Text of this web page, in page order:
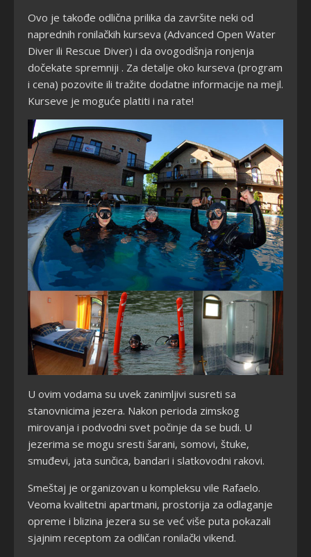
Ovo je takođe odlična prilika da završite neki od
naprednih ronilačkih kurseva (Advanced Open Water
Diver ili Rescue Diver) i da ovogodišnja ronjenja
dočekate spremniji . Za detalje oko kurseva (program
i cena) pozovite ili tražite dodatne informacije na mejl.
Kurseve je moguće platiti i na rate!
U ovim vodama su uvek zanimljivi susreti sa
stanovnicima jezera. Nakon perioda zimskog
mirovanja i podvodni svet počinje da se budi. U
jezerima se mogu sresti šarani, somovi, štuke,
smuđevi, jata sunčica, bandari i slatkovodni rakovi.
Smeštaj je organizovan u kompleksu vile Rafaelo.
Veoma kvalitetni apartmani, prostorija za odlaganje
opreme i blizina jezera su se već više puta pokazali
sjajnim receptom za odličan ronilački vikend.